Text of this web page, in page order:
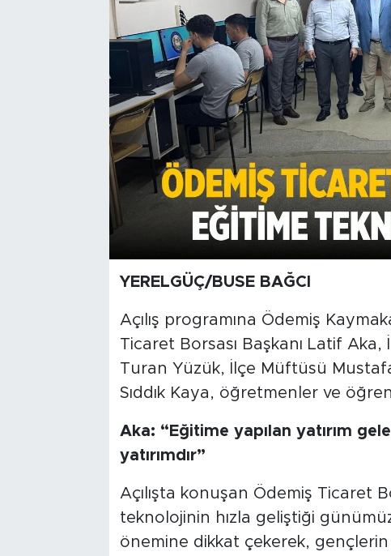
YERELGÜÇ/BUSE BAĞCI
Açılış programına Ödemiş
Ticaret Borsası Başkanı Latif
Turan Yüzük, İlçe Müftüsü
Sıddık Kaya, öğretmenler ve
Aka: “Eğitime yapılan yatırım
yatırımdır”
Açılışta konuşan Ödemiş Ticaret
teknolojinin hızla geliştiği
önemine dikkat çekerek,